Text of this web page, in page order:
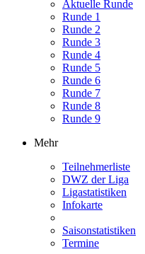
Aktuelle Runde
Runde 1
Runde 2
Runde 3
Runde 4
Runde 5
Runde 6
Runde 7
Runde 8
Runde 9
Mehr
Teilnehmerliste
DWZ der Liga
Ligastatistiken
Infokarte
Saisonstatistiken
Termine